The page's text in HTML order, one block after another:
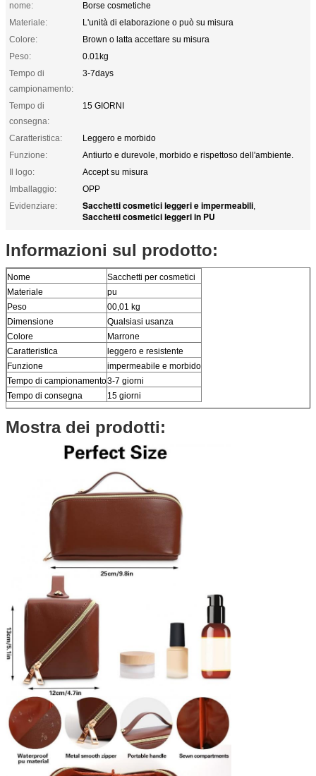
nome:
Borse cosmetiche
Materiale:
L'unità di elaborazione o può su misura
Colore:
Brown o latta accettare su misura
Peso:
0.01kg
Tempo di
campionamento:
3-7days
Tempo di
consegna:
15 GIORNI
Caratteristica:
Leggero e morbido
Funzione:
Antiurto e durevole, morbido e rispettoso dell'ambiente.
Il logo:
Accept su misura
Imballaggio:
OPP
Evidenziare:
Sacchetti cosmetici leggeri e impermeabili,
Sacchetti cosmetici leggeri in PU
Informazioni sul prodotto:
Nome
Sacchetti per cosmetici
Materiale
pu
Peso
00,01 kg
Dimensione
Qualsiasi usanza
Colore
Marrone
Caratteristica
leggero e resistente
Funzione
impermeabile e morbido
Tempo di campionamento3-7 giorni
Tempo di consegna
15 giorni
Mostra dei prodotti: